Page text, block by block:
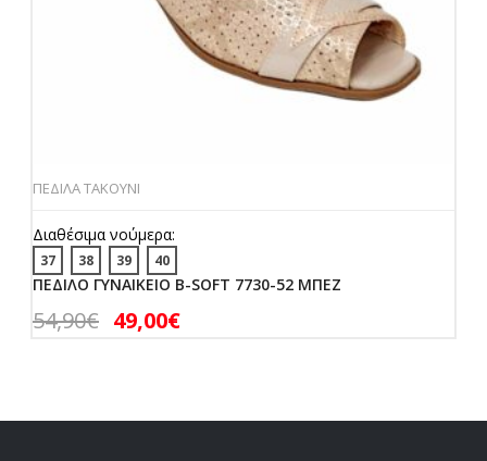
ΠΕΔΙΛΑ ΤΑΚΟΥΝΙ
Διαθέσιμα νούμερα:
37 38 39 40
ΠΕΔΙΛΟ ΓΥΝΑΙΚΕΙΟ B-SOFT 7730-52 ΜΠΕΖ
54,90€ 49,00€